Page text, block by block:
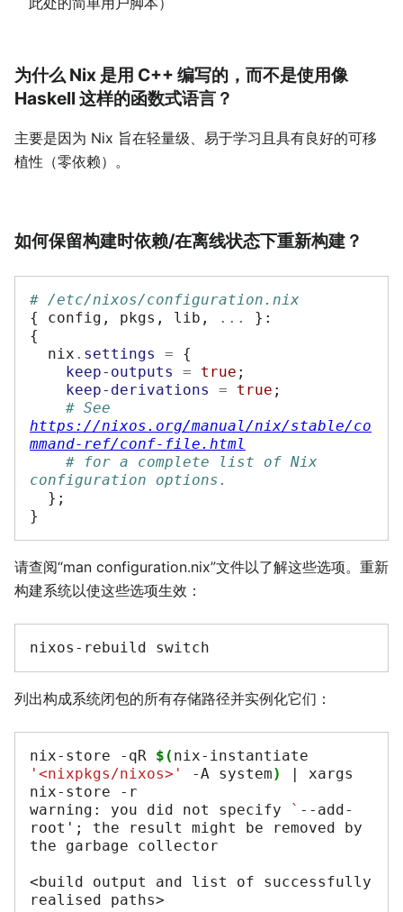
为什么 Nix 是用 C++ 编写的，而不是使用像
Haskell 这样的函数式语言？
主要是因为 Nix 旨在轻量级、易于学习且具有良好的可移
植性（零依赖）。
如何保留构建时依赖/在离线状态下重新构建？
# /etc/nixos/configuration.nix
{
config , pkgs , lib , ...
}:
{
  nix
. settings =
{
keep-outputs
= true ;
keep-derivations
= true ;
https://nixos.org/manual/nix/stable/co
mmand-ref/conf-file.html
# for a complete list of Nix
configuration options.
};
}
请查阅“man configuration.nix”文件以了解这些选项。重新
构建系统以使这些选项生效：
nixos-rebuild
列出构成系统闭包的所有存储路径并实例化它们：
nix-store -qR $( nix-instantiate
'<nixpkgs/nixos>'
-A system) |
xargs
nix-store
-r
warning:
you did not specify ` --add-
root ' ; the result might be removed
by
the
garbage collector
<build output and list of
successfully
realised